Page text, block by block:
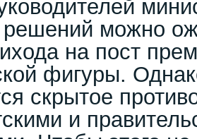
можно
на пост
фигуры.
скрытое
и